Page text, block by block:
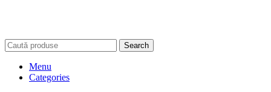
Search
Menu
Categories